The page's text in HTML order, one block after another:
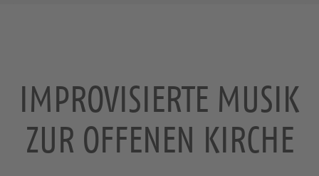
a
t
i
o
IMPROVISIERTE MUSIK
ZUR OFFENEN KIRCHE